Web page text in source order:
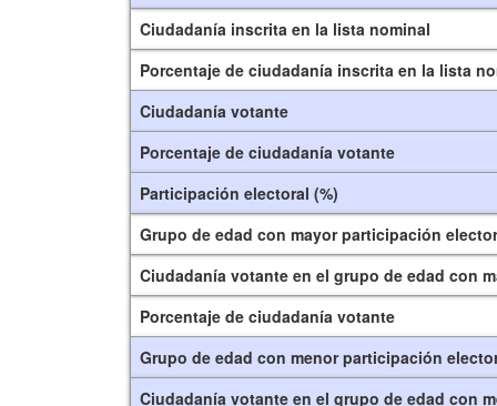
Ciudadanía inscrita en la lista nominal
Porcentaje de ciudadanía inscrita en la lista
Ciudadanía votante
Porcentaje de ciudadanía votante
Participación electoral (%)
Grupo de edad con mayor participación
Ciudadanía votante en el grupo de edad con
Porcentaje de ciudadanía votante
Grupo de edad con menor participación
Ciudadanía votante en el grupo de edad con